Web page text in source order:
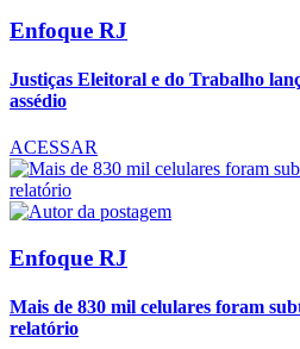
Enfoque RJ
Justiças Eleitoral e do Trabalho
assédio
ACESSAR
Enfoque RJ
Mais de 830 mil celulares foram
relatório